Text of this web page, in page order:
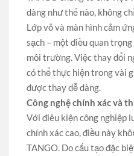
dàng như thế nào, không
Lớp vỏ và màn hình cảm
sạch – một điều quan
môi trường. Việc thay đổi
có thể thực hiện trong vài
được thay dễ dàng.
Công nghệ chính xác và
Với điêu kiện công nghiệp
chính xác cao, điều này
TANGO. Do cấu tạo đặc